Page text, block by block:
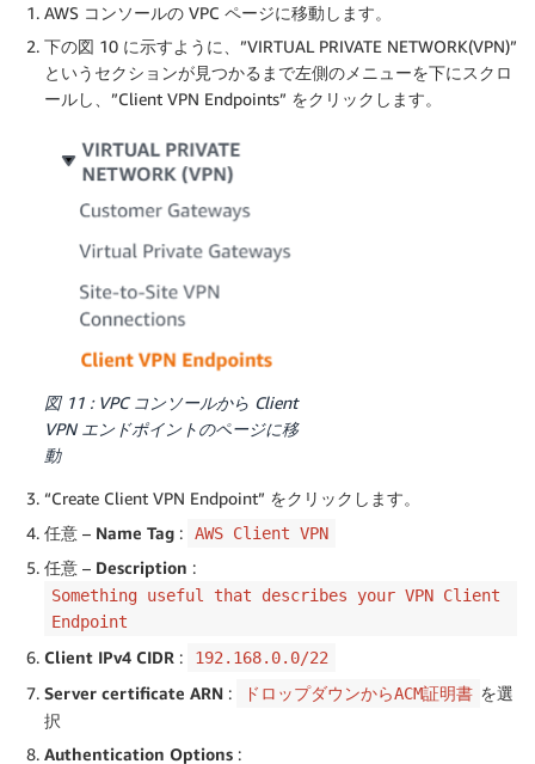
AWS コンソールの VPC ページに移動します。
下の図 10 に示すように、”VIRTUAL PRIVATE NETWORK(VPN)”
というセクションが見つかるまで左側のメニューを下にスクロ
ールし、”Client VPN Endpoints” をクリックします。
図 11 : VPC コンソールから Client
VPN エンドポイントのページに移
動
“Create Client VPN Endpoint” をクリックします。
任意 – Name Tag : AWS Client VPN
任意 – Description :
Something useful that describes your VPN Client
Endpoint
Client IPv4 CIDR : 192.168.0.0/22
Server certificate ARN : ドロップダウンからACM証明書 を選
択
Authentication Options :